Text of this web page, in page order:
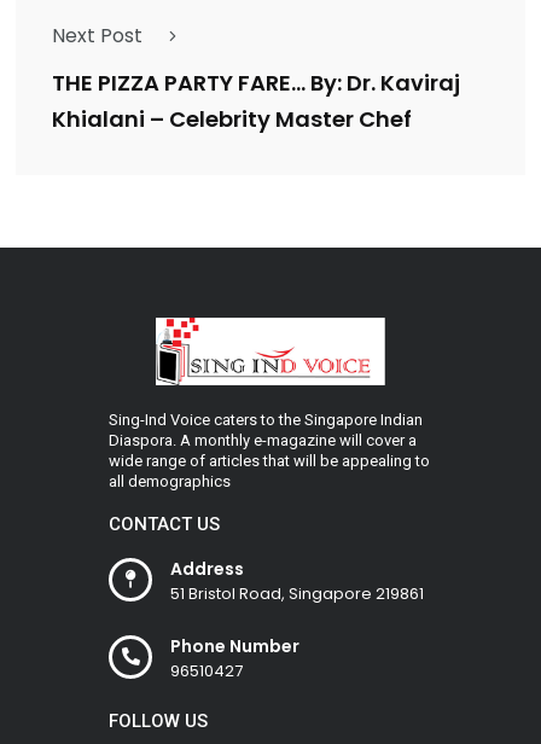
Next Post
THE PIZZA PARTY FARE… By: Dr. Kaviraj
Khialani – Celebrity Master Chef
Sing-Ind Voice caters to the Singapore Indian
Diaspora. A monthly e-magazine will cover a
wide range of articles that will be appealing to
all demographics
CONTACT US
Address
51 Bristol Road, Singapore 219861
Phone Number
96510427
FOLLOW US